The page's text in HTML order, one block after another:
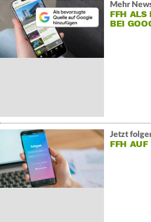
Mehr
FFH ALS
BEI
Jetzt
FFH AUF